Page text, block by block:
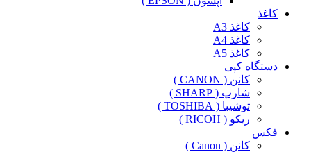
کاغذ
کاغذ A3
کاغذ A4
کاغذ A5
دستگاه کپی
کانن ( CANON )
شارپ ( SHARP )
توشیبا ( TOSHIBA )
ریکو ( RICOH )
فکس
کانن ( Canon )